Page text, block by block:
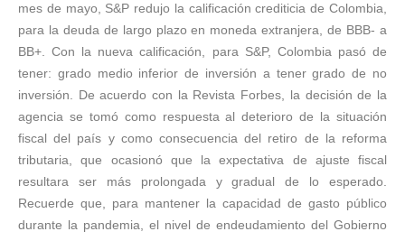
mes de mayo, S&P redujo la calificación crediticia de Colombia,
para la deuda de largo plazo en moneda extranjera, de BBB- a
BB+. Con la nueva calificación, para S&P, Colombia pasó de
tener: grado medio inferior de inversión a tener grado de no
inversión. De acuerdo con la Revista Forbes, la decisión de la
agencia se tomó como respuesta al deterioro de la situación
fiscal del país y como consecuencia del retiro de la reforma
tributaria, que ocasionó que la expectativa de ajuste fiscal
resultara ser más prolongada y gradual de lo esperado.
Recuerde que, para mantener la capacidad de gasto público
durante la pandemia, el nivel de endeudamiento del Gobierno